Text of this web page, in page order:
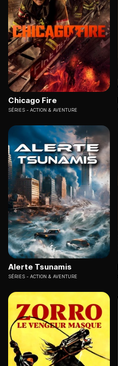
Chicago Fire
SÉRIES ACTION & AVENTURE
Alerte Tsunamis
SÉRIES ACTION & AVENTURE